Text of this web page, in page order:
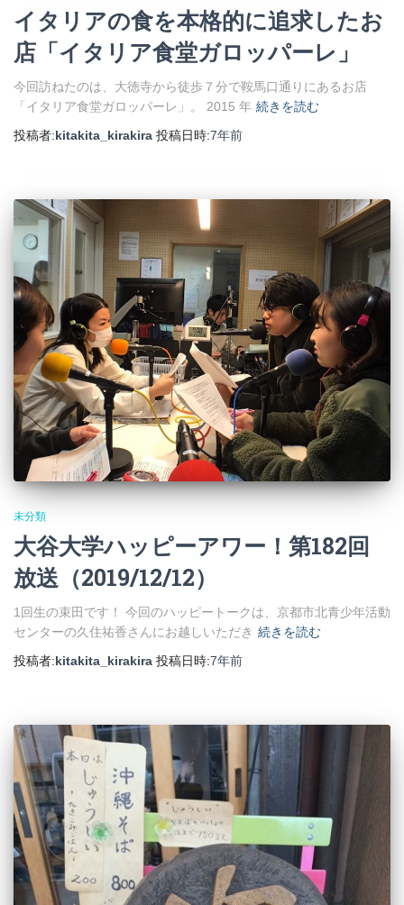
イタリアの食を本格的に追求したお
店「イタリア食堂ガロッパーレ」
今回訪ねたのは、大徳寺から徒歩７分で鞍馬口通りにあるお店
「イタリア食堂ガロッパーレ」。 2015 年 続きを読む
投稿者:kitakita_kirakira 投稿日時:7年前
未分類
大谷大学ハッピーアワー！第182回
放送（2019/12/12）
1回生の束田です！ 今回のハッピートークは、京都市北青少年活動
センターの久住祐香さんにお越しいただき 続きを読む
投稿者:kitakita_kirakira 投稿日時:7年前